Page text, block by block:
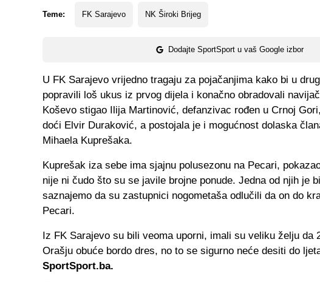
Teme: FK Sarajevo NK Široki Brijeg
Dodajte SportSport u vaš Google izbor
U FK Sarajevo vrijedno tragaju za pojačanjima kako bi u
popravili loš ukus iz prvog dijela i konačno obradovali
Koševo stigao Ilija Martinović, defanzivac rođen u Crnoj
doći Elvir Duraković, a postojala je i mogućnost dolaska
Mihaela Kuprešaka.
Kuprešak iza sebe ima sjajnu polusezonu na Pecari,
nije ni čudo što su se javile brojne ponude. Jedna od njih je
saznajemo da su zastupnici nogometaša odlučili da on do
Pecari.
Iz FK Sarajevo su bili veoma uporni, imali su veliku želju da
Orašju obuće bordo dres, no to se sigurno neće desiti do
SportSport.ba.